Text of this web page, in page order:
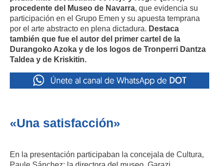
procedente del Museo de Navarra, que evidencia su
participación en el Grupo Emen y su apuesta temprana
por el arte abstracto en plena dictadura. Destaca
también que fue el autor del primer cartel de la
Durangoko Azoka y de los logos de Tronperri Dantza
Taldea y de Kriskitin.
«Una satisfacción»
En la presentación participaban la concejala de Cultura,